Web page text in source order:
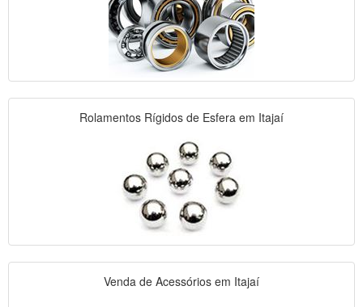
Rolamentos Rígidos de Esfera em Itajaí
Venda de Acessórios em Itajaí